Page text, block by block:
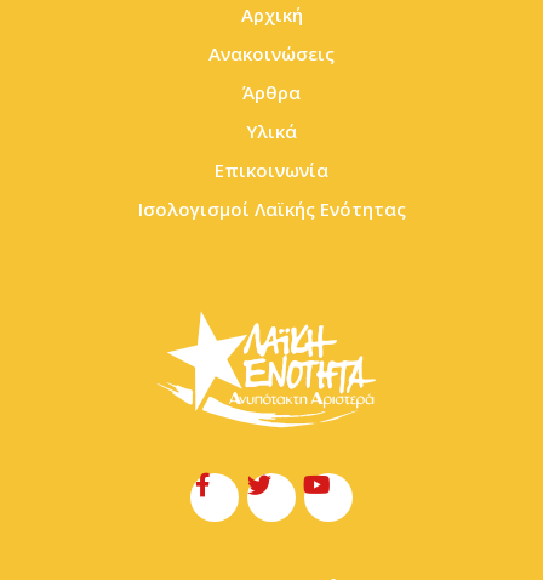
Αρχική
Ανακοινώσεις
Άρθρα
Υλικά
Επικοινωνία
Ισολογισμοί Λαϊκής Ενότητας